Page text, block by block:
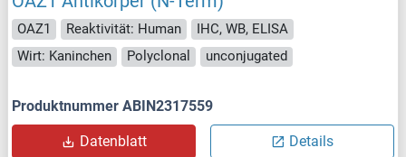
OAZ1 Reaktivität: Human
IHC, WB, ELISA
Wirt: Kaninchen
Polyclonal unconjugated
Produktnummer ABIN2317559
Datenblatt Details